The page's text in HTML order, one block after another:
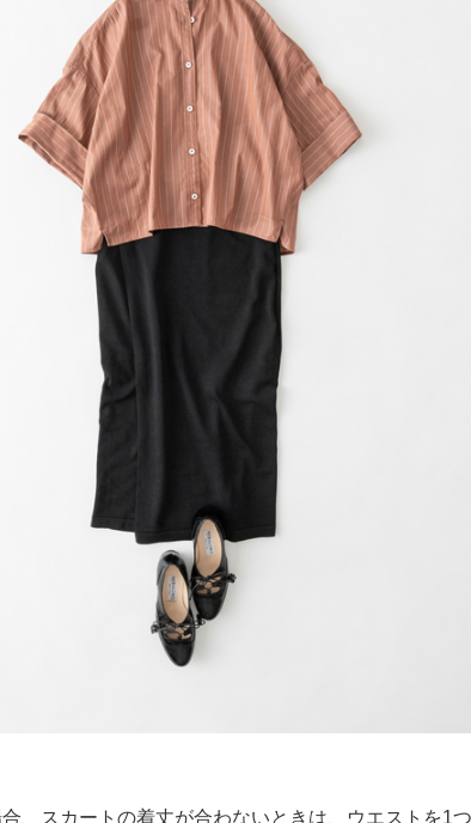
、スカートの着丈が合わないときは、ウエストを1